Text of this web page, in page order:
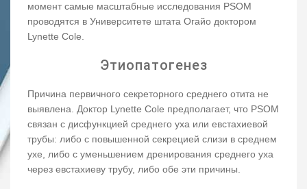
момент самые масштабные исследования PSOM
проводятся в Университете штата Огайо доктором
Lynette Cole.
Этиопатогенез
Причина первичного секреторного среднего отита не
выявлена. Доктор Lynette Cole предполагает, что PSOM
связан с дисфункцией среднего уха или евстахиевой
трубы: либо с повышенной секрецией слизи в среднем
ухе, либо с уменьшением дренирования среднего уха
через евстахиеву трубу, либо обе эти причины.